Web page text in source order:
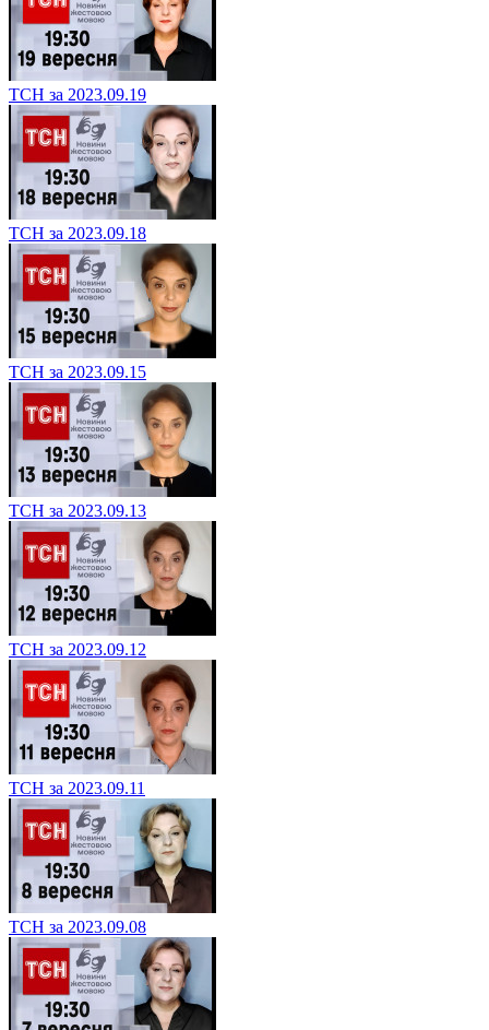
ТСН за 2023.09.19
ТСН за 2023.09.18
ТСН за 2023.09.15
ТСН за 2023.09.13
ТСН за 2023.09.12
ТСН за 2023.09.11
ТСН за 2023.09.08